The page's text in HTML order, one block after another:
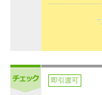
即引渡可